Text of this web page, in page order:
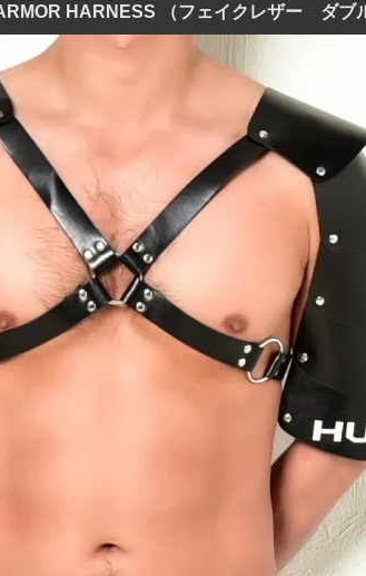
HARNESS （フェイクレザー ダ